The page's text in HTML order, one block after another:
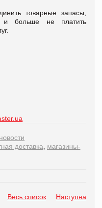
товарные запасы,
и больше не платить
доставка
магазины-
Весь список Наступна